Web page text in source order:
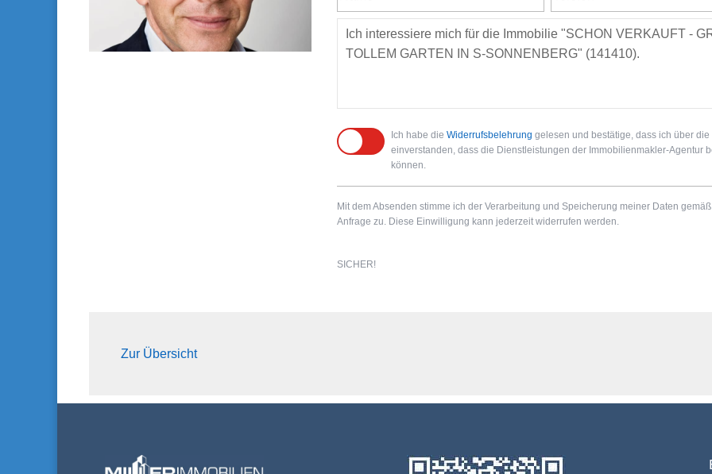
Ich habe die Widerrufsbelehrung gelesen und bestätige, dass ich über
einverstanden, dass die Dienstleistungen der Immobilienmakler-Agentur
können.
Mit dem Absenden stimme ich der Verarbeitung und Speicherung meiner Daten
Anfrage zu. Diese Einwilligung kann jederzeit widerrufen werden.
SICHER!
Zur Übersicht